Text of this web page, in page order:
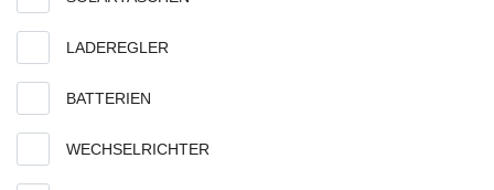
LADEREGLER
BATTERIEN
WECHSELRICHTER